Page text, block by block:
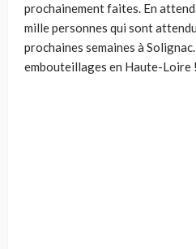
prochainement faites. En
mille personnes qui sont
prochaines semaines à
embouteillages en Haute-Loire !